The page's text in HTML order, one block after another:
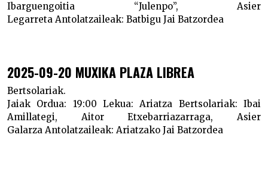
Ibarguengoitia “Julenpo”, Asier
Legarreta Antolatzaileak: Batbigu Jai Batzordea
2025-09-20 MUXIKA PLAZA LIBREA
Bertsolariak.
Jaiak Ordua: 19:00Lekua: Ariatza Bertsolariak: Ibai
Amillategi, Aitor Etxebarriazarraga, Asier
Galarza Antolatzaileak: Ariatzako Jai Batzordea